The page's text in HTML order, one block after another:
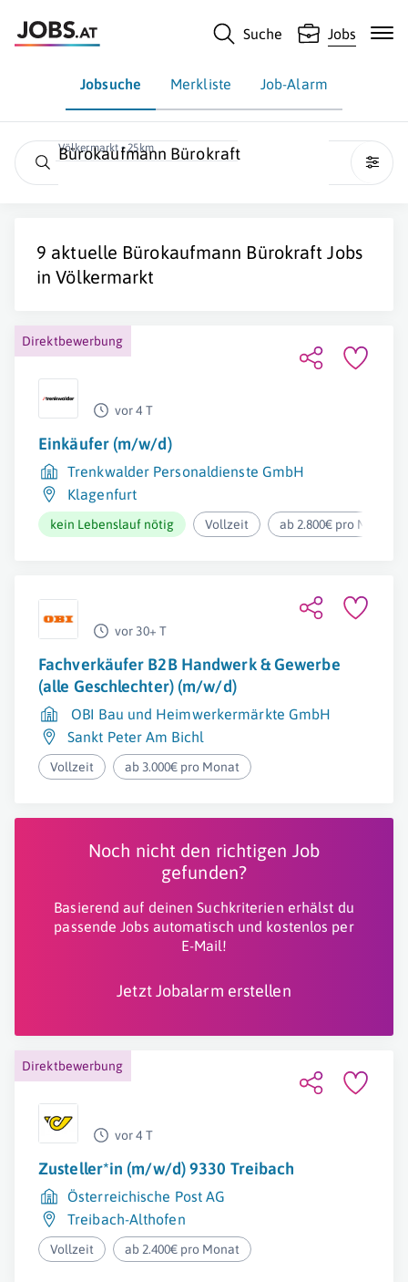
Suche Jobs
Jobsuche Merkliste Job-Alarm
Völkermarkt • 25km
Bürokaufmann Bürokraft
9 aktuelle Bürokaufmann Bürokraft Jobs
inVölkermarkt
Direktbewerbung
vor 4 T
Einkäufer (m/w/d)
Trenkwalder Personaldienste GmbH
Klagenfurt
kein Lebenslauf nötig Vollzeit ab 2.800€ pro Monat
vor 30+ T
Fachverkäufer B2B Handwerk & Gewerbe
(alle Geschlechter) (m/w/d)
OBI Bau und Heimwerkermärkte GmbH
Sankt Peter Am Bichl
Vollzeit ab 3.000€ pro Monat
Noch nicht den richtigen Job
gefunden?
Basierend auf deinen Suchkriterien erhälst du
passende Jobs automatisch und kostenlos per
E-Mail!
Jetzt Jobalarm erstellen
Direktbewerbung
vor 4 T
Zusteller*in (m/w/d) 9330 Treibach
Österreichische Post AG
Treibach-Althofen
Vollzeit ab 2.400€ pro Monat